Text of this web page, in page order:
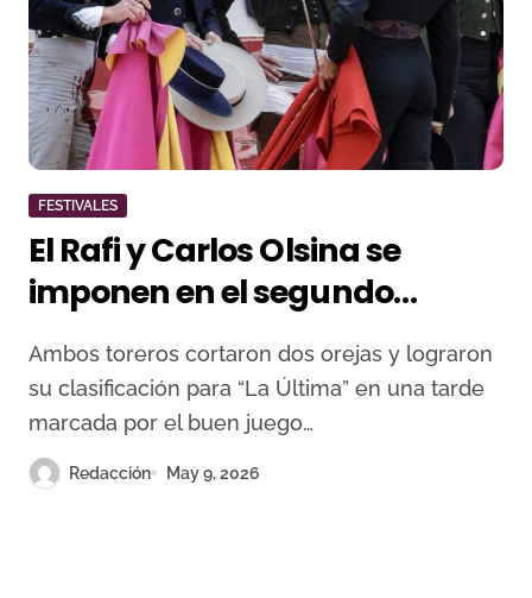
FESTIVALES
El Rafi y Carlos Olsina se
imponen en el segundo
festival de la Feria Off de
Béziers
Ambos toreros cortaron dos orejas y lograron
su clasificación para “La Última” en una tarde
marcada por el buen juego…
Redacción May 9, 2026